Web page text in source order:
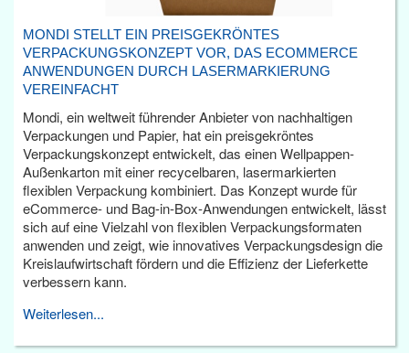
MONDI STELLT EIN PREISGEKRÖNTES
VERPACKUNGSKONZEPT VOR, DAS ECOMMERCE
ANWENDUNGEN DURCH LASERMARKIERUNG
VEREINFACHT
Mondi, ein weltweit führender Anbieter von nachhaltigen
Verpackungen und Papier, hat ein preisgekröntes
Verpackungskonzept entwickelt, das einen Wellpappen-
Außenkarton mit einer recycelbaren, lasermarkierten
flexiblen Verpackung kombiniert. Das Konzept wurde für
eCommerce- und Bag-in-Box-Anwendungen entwickelt, lässt
sich auf eine Vielzahl von flexiblen Verpackungsformaten
anwenden und zeigt, wie innovatives Verpackungsdesign die
Kreislaufwirtschaft fördern und die Effizienz der Lieferkette
verbessern kann.
Weiterlesen...